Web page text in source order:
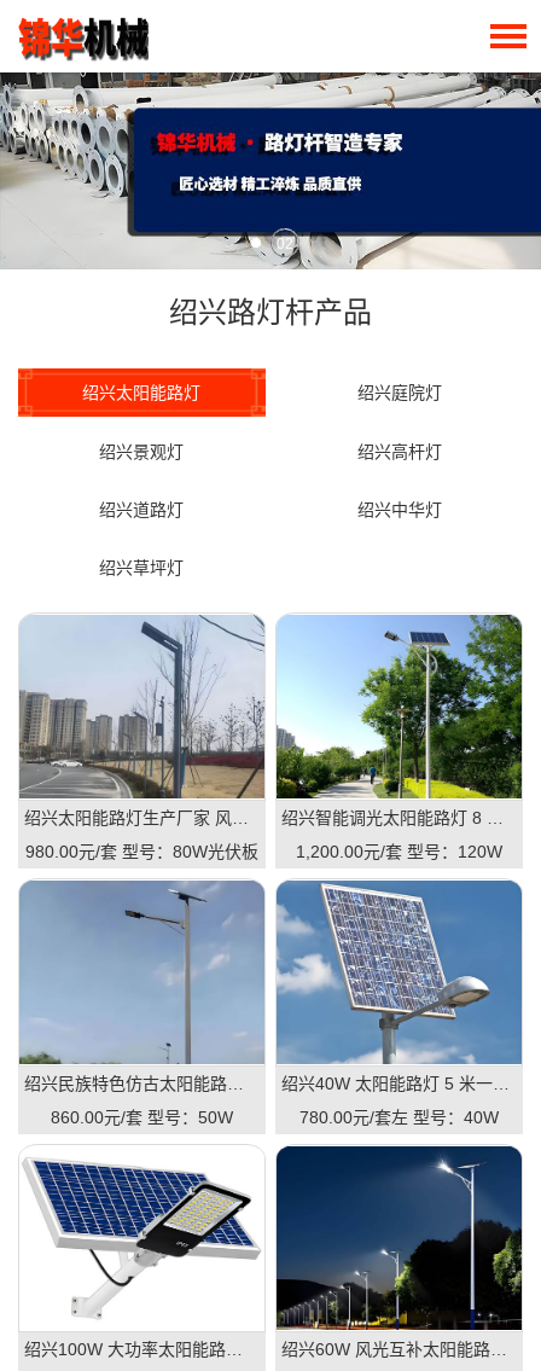
02
绍兴路灯杆产品
绍兴太阳能路灯 绍兴庭院灯
绍兴景观灯 绍兴高杆灯
绍兴道路灯 绍兴中华灯
绍兴草坪灯
980.00元/套 型号：80W光伏板
1,200.00元/套 型号：120W
860.00元/套 型号：50W
780.00元/套左 型号：40W